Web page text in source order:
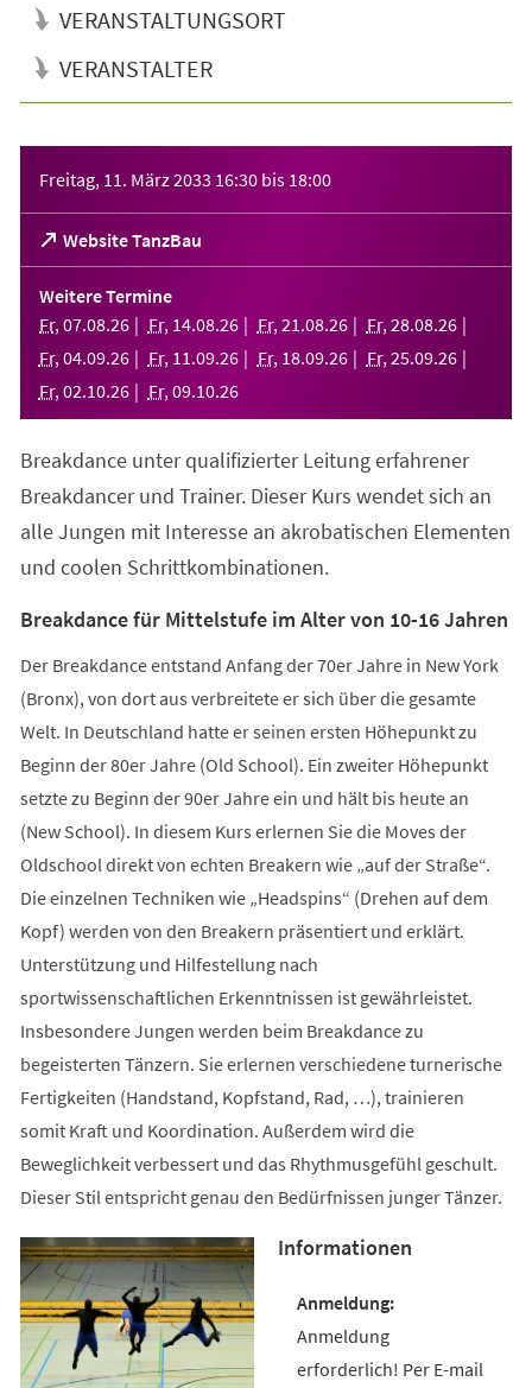
VERANSTALTUNGSORT
VERANSTALTER
Freitag, 11. März 2033 16:30 bis 18:00
Website TanzBau
(Öffnet
in
einem
neuen
Tab)
Weitere Termine
Fr, 07.08.26 Fr, 14.08.26 Fr, 21 .08.26 Fr, 28.08.26
Fr, 04.09.26 Fr, 11 .09.26 Fr, 18.09.26 Fr, 25.09.26
Fr, 02.10.26 Fr, 09.10.26
Breakdance unter qualifizierter Leitung erfahrener
Breakdancer und Trainer. Dieser Kurs wendet sich an
alle Jungen mit Interesse an akrobatischen Elementen
und coolen Schrittkombinationen.
Breakdance für Mittelstufe im Alter von 10-16 Jahren
Der Breakdance entstand Anfang der 70er Jahre in New York
(Bronx), von dort aus verbreitete er sich über die gesamte
Welt. In Deutschland hatte er seinen ersten Höhepunkt zu
Beginn der 80er Jahre (Old School). Ein zweiter Höhepunkt
setzte zu Beginn der 90er Jahre ein und hält bis heute an
(New School). In diesem Kurs erlernen Sie die Moves der
Oldschool direkt von echten Breakern wie „auf der Straße“.
Die einzelnen Techniken wie „Headspins“ (Drehen auf dem
Kopf) werden von den Breakern präsentiert und erklärt.
Unterstützung und Hilfestellung nach
sportwissenschaftlichen Erkenntnissen ist gewährleistet.
Insbesondere Jungen werden beim Breakdance zu
begeisterten Tänzern. Sie erlernen verschiedene turnerische
Fertigkeiten (Handstand, Kopfstand, Rad, …), trainieren
somit Kraft und Koordination. Außerdem wird die
Beweglichkeit verbessert und das Rhythmusgefühl geschult.
Dieser Stil entspricht genau den Bedürfnissen junger Tänzer.
Informationen
Anmeldung
erforderlich! Per E-mail